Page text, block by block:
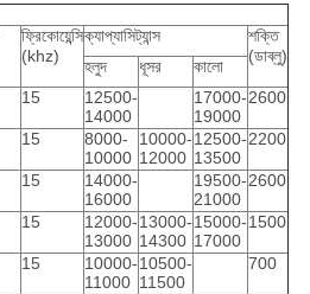
ফ্রিকোয়েন্সি
(khz)
ক্যাপ্যাসিট্যান্স
শক্তি
(ডাব্লু)
হলুদ ধূসর
কালো
15
12500-
14000
17000-
19000
2600
15
8000-
10000
10000-
12000
12500-
13500
2200
15
14000-
16000
19500-
21000
2600
15
12000-
13000
13000-
14300
15000-
17000
1500
15
10000-
11000
10500-
11500
700